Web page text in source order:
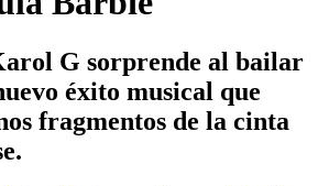
G sorprende al bailar
éxito musical que
fragmentos de la cinta